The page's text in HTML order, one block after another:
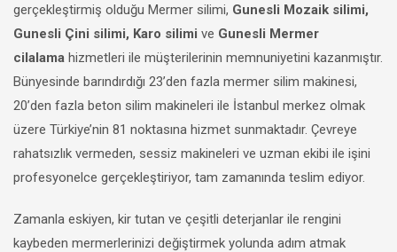
gerçekleştirmiş olduğu Mermer silimi, Gunesli Mozaik silimi,
Gunesli Çini silimi, Karo silimi ve Gunesli Mermer
cilalama hizmetleri ile müşterilerinin memnuniyetini kazanmıştır.
Bünyesinde barındırdığı 23’den fazla mermer silim makinesi,
20’den fazla beton silim makineleri ile İstanbul merkez olmak
üzere Türkiye’nin 81 noktasına hizmet sunmaktadır. Çevreye
rahatsızlık vermeden, sessiz makineleri ve uzman ekibi ile işini
profesyonelce gerçekleştiriyor, tam zamanında teslim ediyor.
Zamanla eskiyen, kir tutan ve çeşitli deterjanlar ile rengini
kaybeden mermerlerinizi değiştirmek yolunda adım atmak